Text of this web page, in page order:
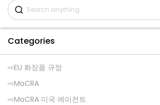
Categories
EU 화장품 규정
MoCRA
MoCRA 미국 에이전트